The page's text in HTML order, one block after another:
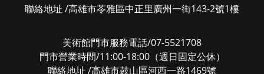
聯絡地址 /高雄市苓雅區中正里廣州一街143-2號1樓
美術館門市服務電話/07-5521708
門市營業時間/11:00-18:00（週日固定公休）
聯絡地址 /高雄市鼓山區河西一路1469號